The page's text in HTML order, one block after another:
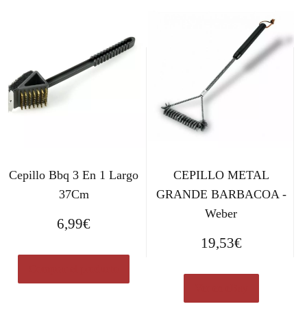
Cepillo Bbq 3 En 1 Largo
37Cm
6,99€
CEPILLO METAL
GRANDE BARBACOA -
Weber
19,53€